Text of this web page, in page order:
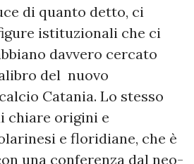
di quanto detto, ci
istituzionali che ci
davvero cercato
del nuovo
Catania. Lo stesso
chiare origini e
e floridiane, che è
una conferenza dal neo-